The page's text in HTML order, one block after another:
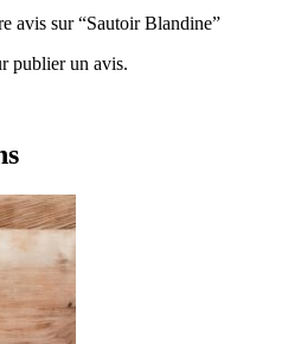
avis sur “Sautoir Blandine”
publier un avis.